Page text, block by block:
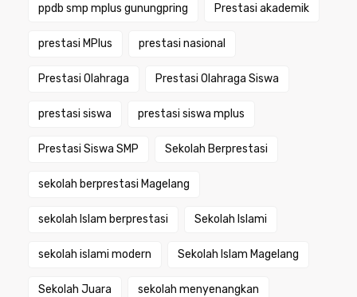
ppdb smp mplus gunungpring Prestasi akademik
prestasi MPlus prestasi nasional
Prestasi Olahraga Prestasi Olahraga Siswa
prestasi siswa prestasi siswa mplus
Prestasi Siswa SMP Sekolah Berprestasi
sekolah berprestasi Magelang
sekolah Islam berprestasi Sekolah Islami
sekolah islami modern Sekolah Islam Magelang
Sekolah Juara sekolah menyenangkan